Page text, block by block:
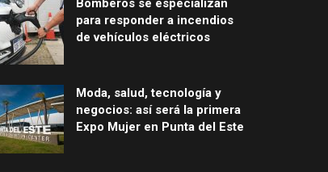
Bomberos se especializan
para responder a incendios
de vehículos eléctricos
Moda, salud, tecnología y
negocios: así será la primera
Expo Mujer en Punta del Este